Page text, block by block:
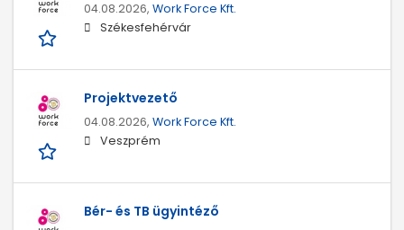
04.08.2026, Work Force Kft.
Székesfehérvár
Projektvezető
04.08.2026, Work Force Kft.
Veszprém
Bér- és TB ügyintéző